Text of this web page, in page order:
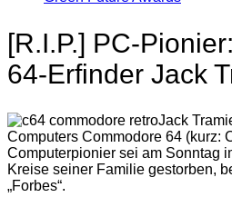
[R.I.P.] PC-
64-Erfinder Jack
Jack
Computers Commodore 64 (kurz:
Computerpionier sei am Sonntag
Kreise seiner Familie gestorben,
„Forbes“.